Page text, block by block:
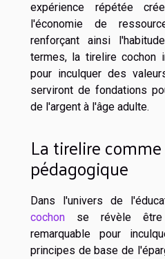
expérience répétée
l'économie de
renforçant ainsi
termes, la tirelire cochon
pour inculquer des
serviront de fondations
de l'argent à l'âge adulte.
La tirelire
pédagogique
Dans l'univers de
cochon se révèle être
remarquable pour
principes de base de